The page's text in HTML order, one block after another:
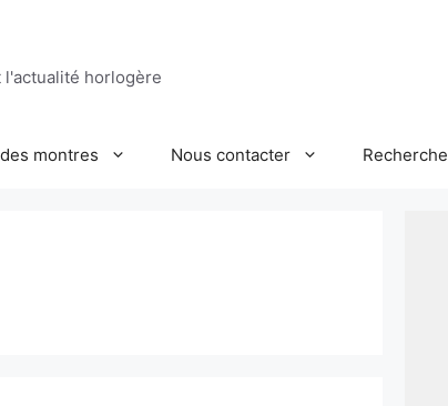
horlogère
montres Nous contacter Recherche